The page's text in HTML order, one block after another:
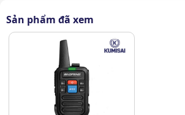
Sản phẩm đã xem